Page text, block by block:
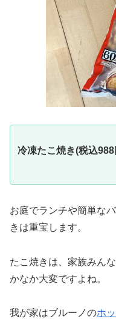
冷凍たこ焼き(税込
お庭でランチや簡単な
きは重宝します。
たこ焼きは、家族みん
かなか大変ですよね。
我が家はブルーノのホ